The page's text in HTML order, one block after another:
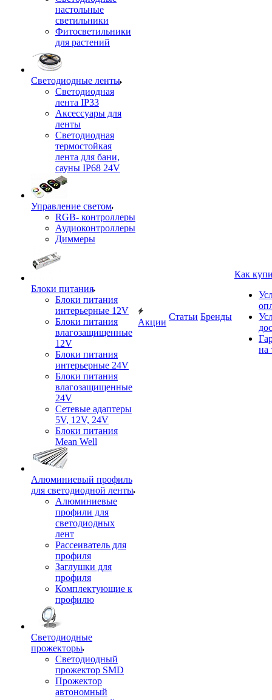
настольные
светильники
Фитосветильники
для растений
Светодиодные ленты
Светодиодная
лента IP33
Аксессуары для
ленты
Светодиодная
термостойкая
лента для бани,
сауны IP68 24V
Управление светом
RGB- контроллеры
Аудиоконтроллеры
Диммеры
Блоки питания
Блоки питания
интерьерные 12V
Блоки питания
влагозащищенные
12V
Блоки питания
интерьерные 24V
Блоки питания
влагозащищенные
24V
Сетевые адаптеры
5V, 12V, 24V
Блоки питания
Mean Well
Алюминиевый профиль
для светодиодной ленты
Алюминиевые
профили для
светодиодных
лент
Рассеиватель для
профиля
Заглушки для
профиля
Комплектующие к
профилю
Светодиодные
прожекторы
Светодиодный
прожектор SMD
Прожектор
автономный
Акции
Статьи Бренды
Как
на